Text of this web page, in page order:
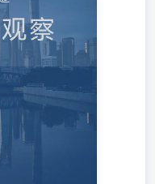
底部震
生
忧棉花产